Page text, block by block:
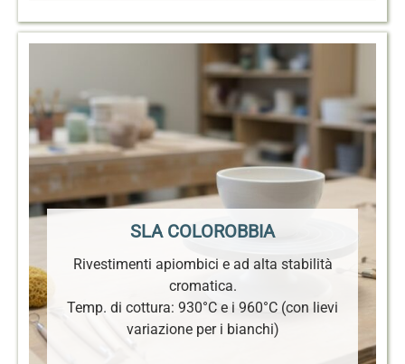
SLA COLOROBBIA
Rivestimenti apiombici e ad alta stabilità
cromatica.
Temp. di cottura: 930°C e i 960°C (con lievi
variazione per i bianchi)